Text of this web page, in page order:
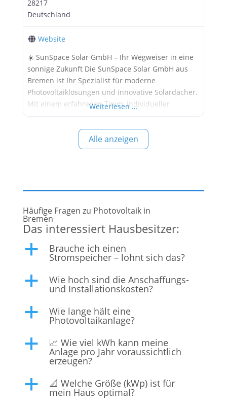
28217
Deutschland
Website
☀️ SunSpace Solar GmbH – Ihr Wegweiser in eine
sonnige Zukunft Die SunSpace Solar GmbH aus
Bremen ist Ihr Spezialist für moderne
Photovoltaiklösungen und innovative Solardächer.
Mit einem erfahrenen Team, individueller
und Effizienz begleitet SunSpace ihre Kundinnen
und Kunden auf dem Weg zur nachhaltigen
Energieunabhängigkeit. 🔧 Ob Eigenheim oder
Weiterlesen …
Alle anzeigen
Häufige Fragen zu Photovoltaik in
Bremen
Das interessiert Hausbesitzer:
a Brauche ich einen
Stromspeicher – lohnt sich das?
a Wie hoch sind die Anschaffungs-
und Installationskosten?
a Wie lange hält eine
Photovoltaikanlage?
a 📈 Wie viel kWh kann meine
Anlage pro Jahr voraussichtlich
erzeugen?
a 📐 Welche Größe (kWp) ist für
mein Haus optimal?